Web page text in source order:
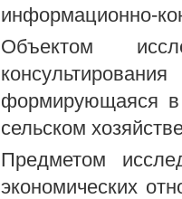
информационно-
Объектом
формирующаяся в
сельском
Предметом
экономических